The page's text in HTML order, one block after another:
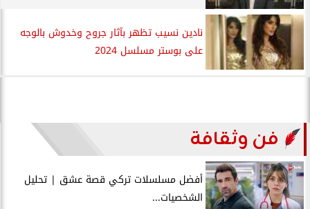
نادين نسيب تظهر بآثار جروح وخدوش بالوجه
على بوستر مسلسل 2024
فن وثقافة
أفضل مسلسلات تركي قصة عشق | تحليل
الشخصيات...